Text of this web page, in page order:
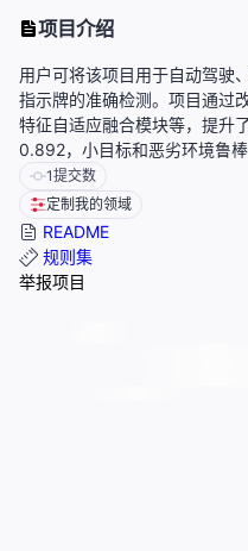
项目介绍
用户可将该项目用于自动驾驶
指示牌的准确检测。项目通过
特征自适应融合模块等，提升
0.892，小目标和恶劣环境鲁
1提交数
定制我的领域
README
规则集
举报项目